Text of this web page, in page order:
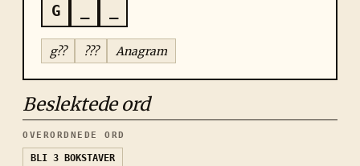
G
g?? ??? Anagram
Beslektede ord
OVERORDNEDE ORD
BLI 3 BOKSTAVER